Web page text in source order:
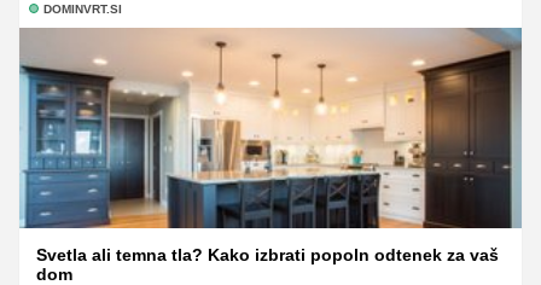
DOMINVRT.SI
Svetla ali temna tla? Kako izbrati popoln odtenek za vaš
dom